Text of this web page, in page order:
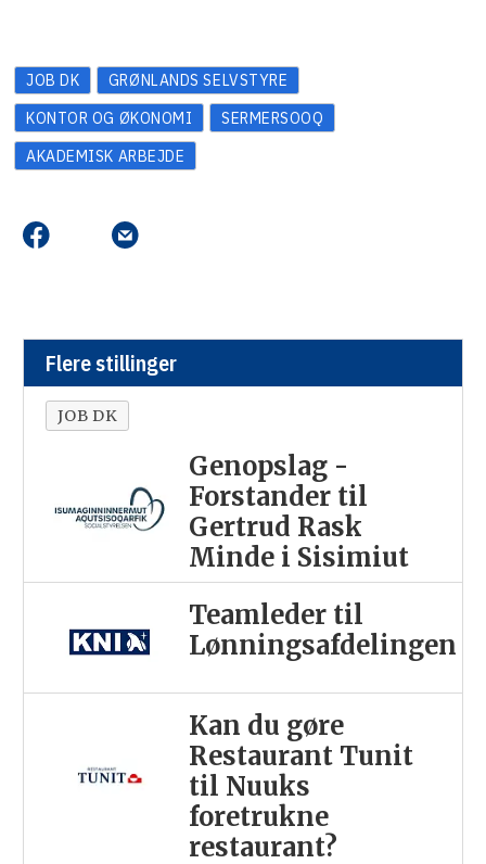
JOB DK
GRØNLANDS SELVSTYRE
KONTOR OG ØKONOMI
SERMERSOOQ
AKADEMISK ARBEJDE
Flere stillinger
JOB DK
Genopslag -
Forstander til
Gertrud Rask
Minde i Sisimiut
Teamleder til
Lønningsafdelingen
Kan du gøre
Restaurant Tunit
til Nuuks
foretrukne
restaurant?